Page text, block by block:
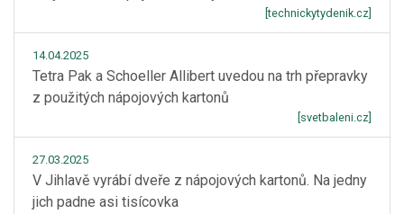
[technickytydenik.cz]
14.04.2025
Tetra Pak a Schoeller Allibert uvedou na trh přepravky
z použitých nápojových kartonů
[svetbaleni.cz]
27.03.2025
V Jihlavě vyrábí dveře z nápojových kartonů. Na jedny
jich padne asi tisícovka